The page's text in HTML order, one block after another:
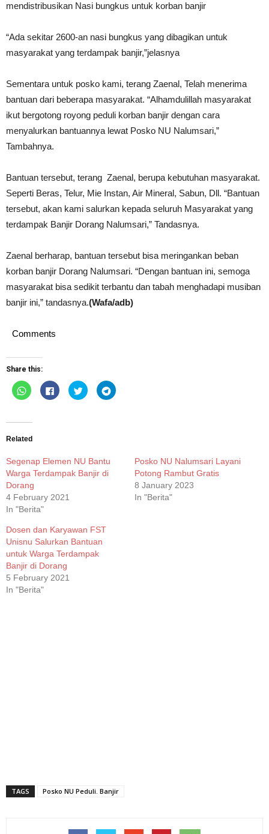
mendistribusikan Nasi bungkus untuk korban banjir
“Ada sekitar 2600-an nasi bungkus yang dibagikan untuk
masyarakat yang terdampak banjir,”jelasnya
Sementara untuk posko kami, terang Zaenal, Telah menerima
bantuan dari beberapa masyarakat. “Alhamdulillah masyarakat
ikut bergotong royong peduli korban banjir dengan cara
menyalurkan bantuannya lewat Posko NU Nalumsari,”
Tambahnya.
Bantuan tersebut, terang Zaenal, berupa kebutuhan masyarakat.
Seperti Beras, Telur, Mie Instan, Air Mineral, Sabun, Dll. “Bantuan
tersebut, akan kami salurkan kepada seluruh Masyarakat yang
terdampak Banjir Dorang Nalumsari,” Tandasnya.
Zaenal berharap, bantuan tersebut bisa meringankan beban
korban banjir Dorang Nalumsari. “Dengan bantuan ini, semoga
masyarakat bisa sedikit terbantu dan tabah menghadapi musiban
banjir ini,” tandasnya.(Wafa/adb)
Comments
Share this:
Click
to
share
(Opens
new
Click
to
share
Click
to
share
Click
to
Related
Segenap Elemen NU Bantu
Warga Terdampak Banjir di
Dorang
4 February 2021
In "Berita"
Posko NU Nalumsari Layani
Potong Rambut Gratis
8 January 2023
In "Berita"
Dosen dan Karyawan FST
Unisnu Salurkan Bantuan
untuk Warga Terdampak
Banjir di Dorang
5 February 2021
In "Berita"
TAGS Posko NU Peduli. Banjir